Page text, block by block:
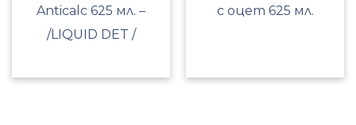
Anticalc 625 мл. –
/LIQUID DET /
с оцет 625 мл.